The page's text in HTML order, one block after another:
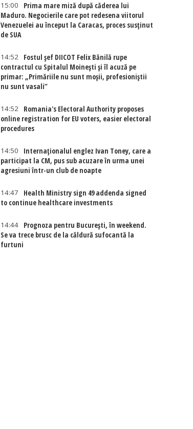
15:00
Prima mare miză după căderea lui
Maduro. Negocierile care pot redesena viitorul
Venezuelei au început la Caracas, proces susținut
de SUA
14:52
Fostul șef DIICOT Felix Bănilă rupe
contractul cu Spitalul Moinești și îl acuză pe
primar: „Primăriile nu sunt moșii, profesioniștii
nu sunt vasali”
14:52
Romania's Electoral Authority proposes
online registration for EU voters, easier electoral
procedures
14:50
Internaţionalul englez Ivan Toney, care a
participat la CM, pus sub acuzare în urma unei
agresiuni într-un club de noapte
14:47
Health Ministry sign 49 addenda signed
to continue healthcare investments
14:44
Prognoza pentru București, în weekend.
Se va trece brusc de la căldură sufocantă la
furtuni